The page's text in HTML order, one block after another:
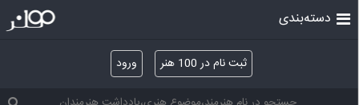
ثبت نام در 100 هنر ورود
دسته‌بندی